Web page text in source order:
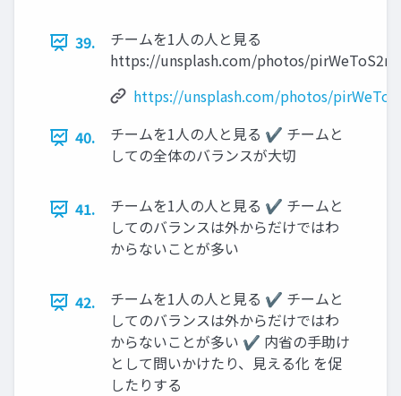
39.
チームを1人の人と見る
https://unsplash.com/photos/
https://unsplash.com/photos/
40.
チームを1人の人と見る ✔ チームと
しての全体のバランスが大切
41.
チームを1人の人と見る ✔ チームと
してのバランスは外からだけではわ
からないことが多い
42.
チームを1人の人と見る ✔ チームと
してのバランスは外からだけではわ
からないことが多い ✔ 内省の手助け
として問いかけたり、見える化 を促
したりする